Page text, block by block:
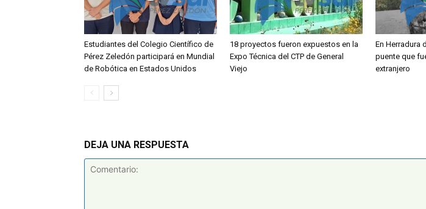
Estudiantes del Colegio Científico de
Pérez Zeledón participará en Mundial
de Robótica en Estados Unidos
18 proyectos fueron expuestos en la
Expo Técnica del CTP de General
Viejo
En Herradura
puente que
extranjero
DEJA UNA RESPUESTA